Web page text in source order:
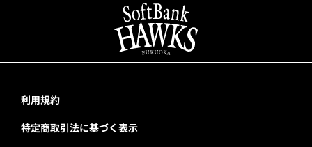
利用規約
特定商取引法に基づく表示